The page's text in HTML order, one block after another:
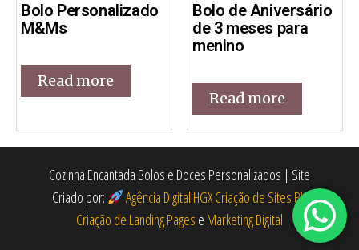
Bolo Personalizado
M&Ms
Read more
Bolo de Aniversário
de 3 meses para
menino
Read more
Cozinha Encantada Bolos e Doces Personalizados | Site
Criado por:
Agência Digital HGX Criação de Sites BH
Criação de Landing Pages e Marketing Digital